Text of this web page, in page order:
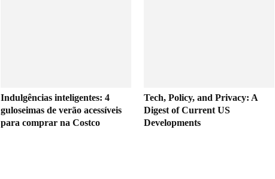
Indulgências inteligentes: 4
guloseimas de verão acessíveis
para comprar na Costco
Tech, Policy, and Privacy: A
Digest of Current US
Developments